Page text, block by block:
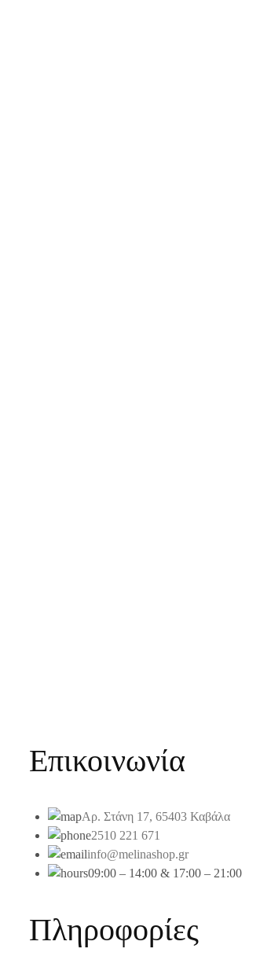
Επικοινωνία
Αρ. Στάνη 17, 65403 Καβάλα
2510 221 671
info@melinashop.gr
09:00 – 14:00 & 17:00 – 21:00
Πληροφορίες